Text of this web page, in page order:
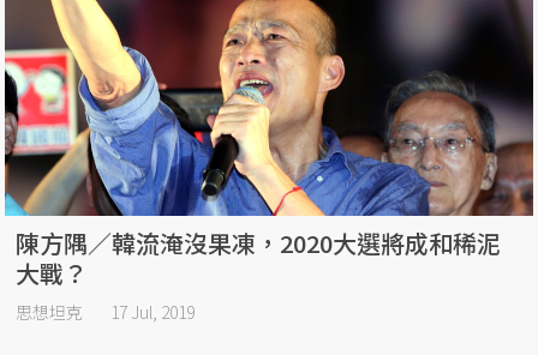
陳方隅／韓流淹沒果凍，2020大選將成和稀泥
大戰？
思想坦克 17 Jul, 2019